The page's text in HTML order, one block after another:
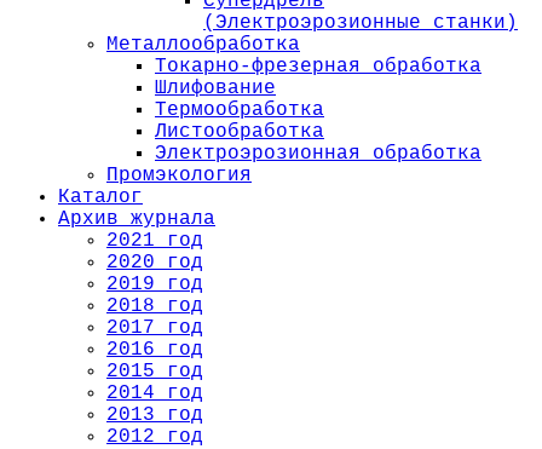
(Электроэрозионные станки)
Металлообработка
Токарно-фрезерная обработка
Шлифование
Термообработка
Листообработка
Электроэрозионная обработка
Промэкология
Каталог
Архив журнала
2021 год
2020 год
2019 год
2018 год
2017 год
2016 год
2015 год
2014 год
2013 год
2012 год